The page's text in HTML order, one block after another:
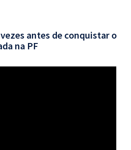
antes de conquistar o
na PF